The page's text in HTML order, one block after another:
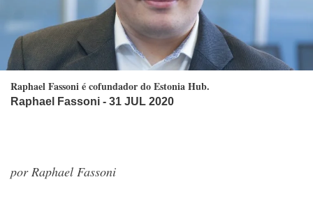
Raphael Fassoni é cofundador do Estonia Hub.
Raphael Fassoni - 31 JUL 2020
por Raphael Fassoni